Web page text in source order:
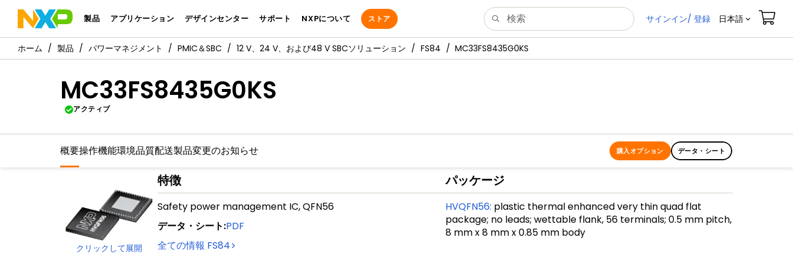
製品 アプリケーション デザインセンター サポート NXPについて ストア サインイン/ 登録 日本語
製品 パワーマネジメント PMIC＆SBC 12 V、24 V、および48 V SBCソリューション FS84 MC33FS8435G0KS
MC33FS8435G0KS
アクティブ
概要操作機能環境品質配送製品変更のお知らせ 購入オプション データ・シート
クリックして展開
特徴
Safety power management IC, QFN56
データ・シート:PDF
全ての情報 FS84
パッケージ
HVQFN56: plastic thermal enhanced very thin quad flat
package; no leads; wettable flank, 56 terminals; 0.5 mm pitch,
8 mm x 8 mm x 0.85 mm body